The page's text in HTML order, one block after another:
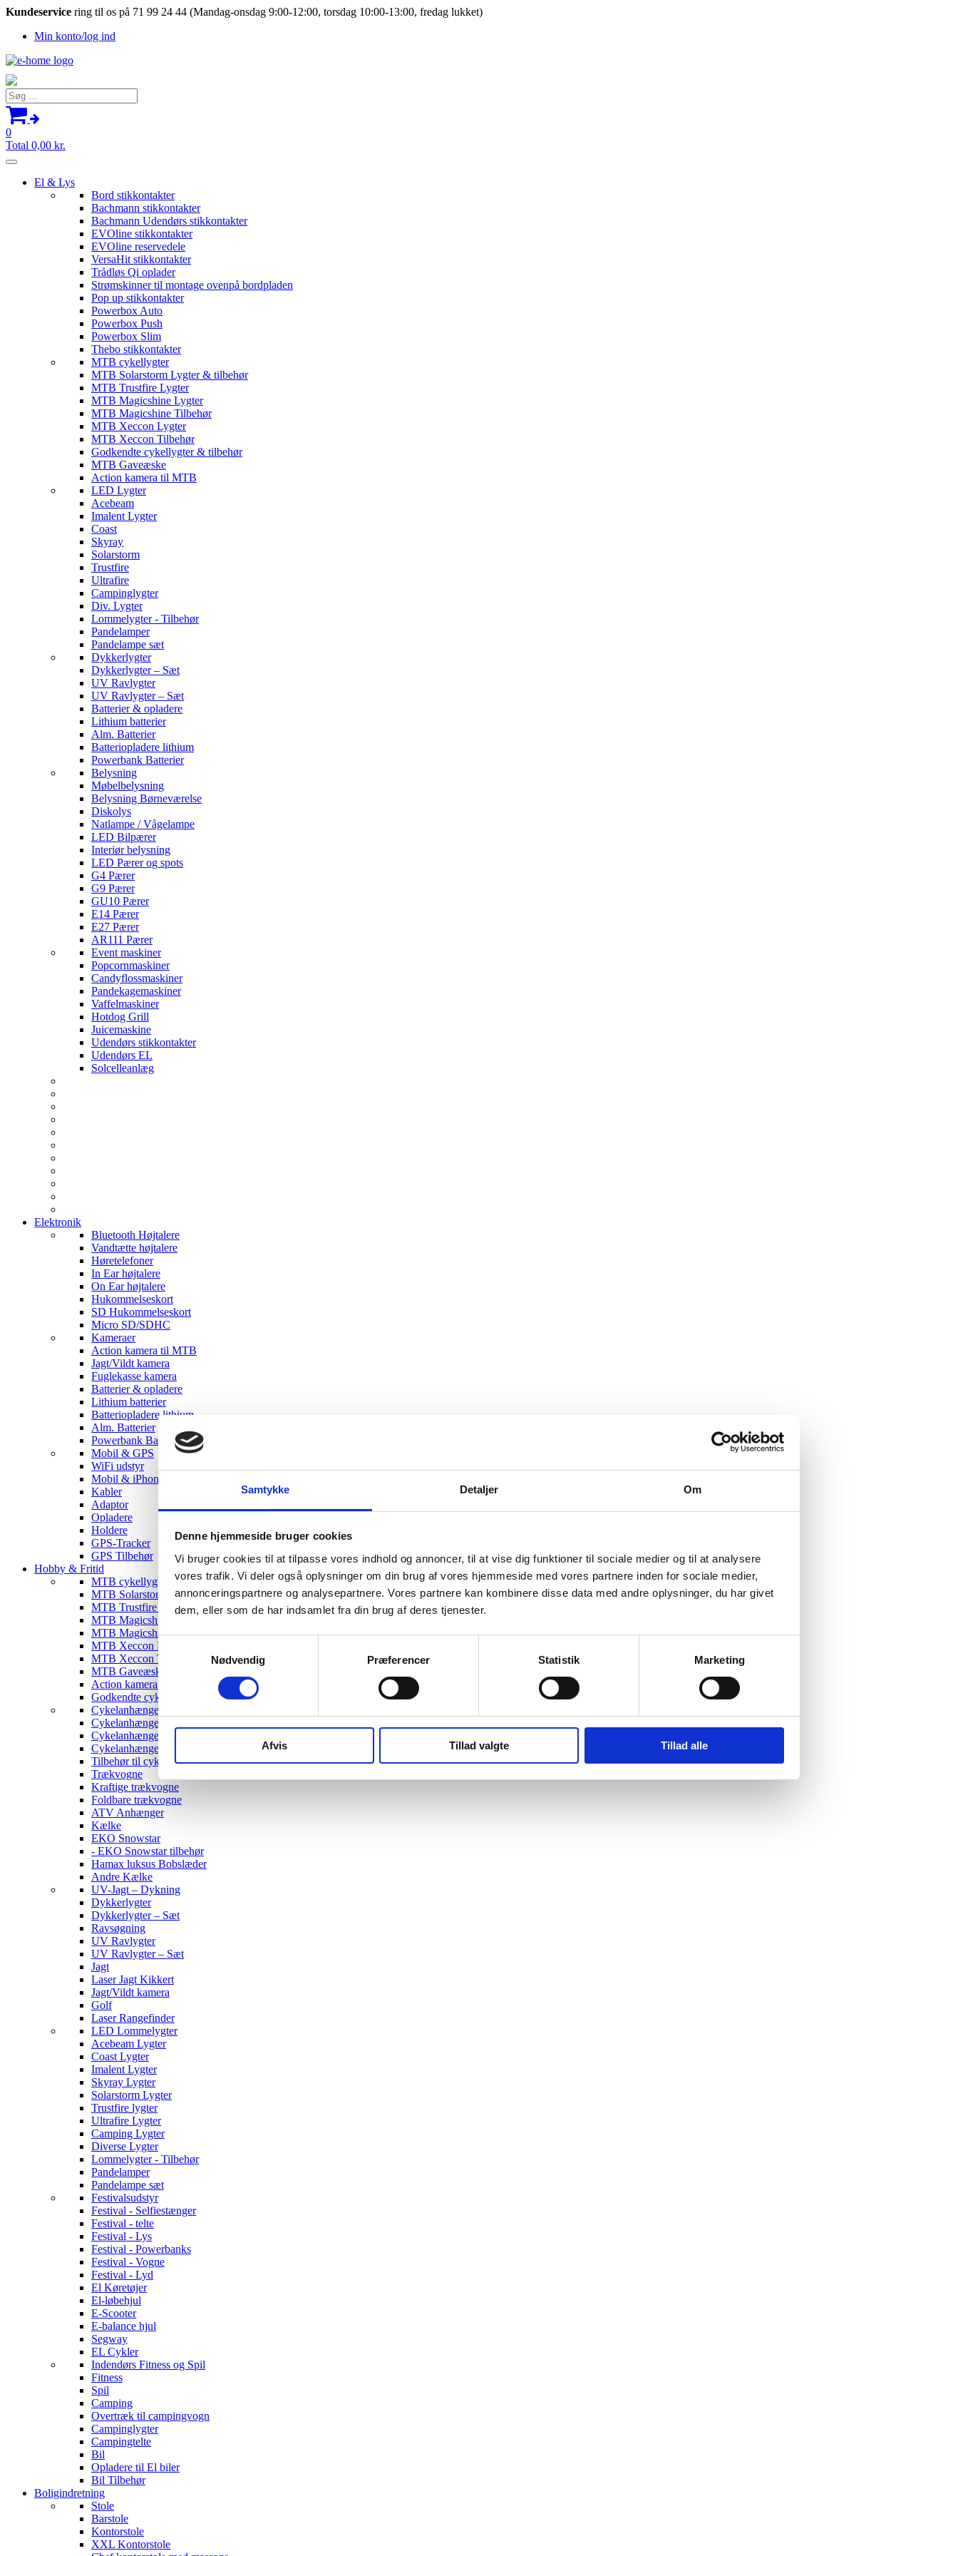
Samtykke Detaljer Om
Denne hjemmeside bruger cookies
Vi bruger cookies til at tilpasse vores indhold og annoncer, til at vise dig funktioner til sociale medier og til at analysere
vores trafik. Vi deler også oplysninger om din brug af vores hjemmeside med vores partnere inden for sociale medier,
annonceringspartnere og analysepartnere. Vores partnere kan kombinere disse data med andre oplysninger, du har givet
dem, eller som de har indsamlet fra din brug af deres tjenester.
Samtykkevalg
Nødvendig
Præferencer Statistik Marketing
Afvis Tillad valgte Tillad alle
Kundeservice ring til os på 71 99 24 44 (Mandag-onsdag 9:00-12:00, torsdag 10:00-13:00, fredag lukket)
Min konto/log ind
Søg
efter:
0
Total 0,00 kr.
El & Lys
Bord stikkontakter
Bachmann stikkontakter
Bachmann Udendørs stikkontakter
EVOline stikkontakter
EVOline reservedele
VersaHit stikkontakter
Trådløs Qi oplader
Strømskinner til montage ovenpå bordpladen
Pop up stikkontakter
Powerbox Auto
Powerbox Push
Powerbox Slim
Thebo stikkontakter
MTB cykellygter
MTB Solarstorm Lygter & tilbehør
MTB Trustfire Lygter
MTB Magicshine Lygter
MTB Magicshine Tilbehør
MTB Xeccon Lygter
MTB Xeccon Tilbehør
Godkendte cykellygter & tilbehør
MTB Gaveæske
Action kamera til MTB
LED Lygter
Acebeam
Imalent Lygter
Coast
Skyray
Solarstorm
Trustfire
Ultrafire
Campinglygter
Div. Lygter
Lommelygter - Tilbehør
Pandelamper
Pandelampe sæt
Dykkerlygter
Dykkerlygter – Sæt
UV Ravlygter
UV Ravlygter – Sæt
Batterier & opladere
Lithium batterier
Alm. Batterier
Batteriopladere lithium
Powerbank Batterier
Belysning
Møbelbelysning
Belysning Børneværelse
Diskolys
Natlampe / Vågelampe
LED Bilpærer
Interiør belysning
LED Pærer og spots
G4 Pærer
G9 Pærer
GU10 Pærer
E14 Pærer
E27 Pærer
AR111 Pærer
Event maskiner
Popcornmaskiner
Candyflossmaskiner
Pandekagemaskiner
Vaffelmaskiner
Hotdog Grill
Juicemaskine
Udendørs stikkontakter
Udendørs EL
Solcelleanlæg
Elektronik
Bluetooth Højtalere
Vandtætte højtalere
Høretelefoner
In Ear højtalere
On Ear højtalere
Hukommelseskort
SD Hukommelseskort
Micro SD/SDHC
Kameraer
Action kamera til MTB
Jagt/Vildt kamera
Fuglekasse kamera
Batterier & opladere
Lithium batterier
Batteriopladere lithium
Alm. Batterier
Powerbank Batterier
Mobil & GPS
WiFi udstyr
Mobil & iPhone tilbehør
Kabler
Adaptor
Opladere
Holdere
GPS-Tracker
GPS Tilbehør
Hobby & Fritid
MTB cykellygter
MTB Solarstorm Lygter & tilbehør
MTB Trustfire Lygter
MTB Magicshine Lygter
MTB Magicshine Tilbehør
MTB Xeccon Lygter
MTB Xeccon Tilbehør
MTB Gaveæske
Action kamera til MTB
Godkendte cykellygter & tilbehør
Cykelanhængere
Cykelanhænger til Børn
Cykelanhænger til hunde
Cykelanhænger Cargo
Tilbehør til cykelanhængere
Trækvogne
Kraftige trækvogne
Foldbare trækvogne
ATV Anhænger
Kælke
EKO Snowstar
- EKO Snowstar tilbehør
Hamax luksus Bobslæder
Andre Kælke
UV-Jagt – Dykning
Dykkerlygter
Dykkerlygter – Sæt
Ravsøgning
UV Ravlygter
UV Ravlygter – Sæt
Jagt
Laser Jagt Kikkert
Jagt/Vildt kamera
Golf
Laser Rangefinder
LED Lommelygter
Acebeam Lygter
Coast Lygter
Imalent Lygter
Skyray Lygter
Solarstorm Lygter
Trustfire lygter
Ultrafire Lygter
Camping Lygter
Diverse Lygter
Lommelygter - Tilbehør
Pandelamper
Pandelampe sæt
Festivalsudstyr
Festival - Selfiestænger
Festival - telte
Festival - Lys
Festival - Powerbanks
Festival - Vogne
Festival - Lyd
El Køretøjer
El-løbehjul
E-Scooter
E-balance hjul
Segway
EL Cykler
Indendørs Fitness og Spil
Fitness
Spil
Camping
Overtræk til campingvogn
Campinglygter
Campingtelte
Bil
Opladere til El biler
Bil Tilbehør
Boligindretning
Stole
Barstole
Kontorstole
XXL Kontorstole